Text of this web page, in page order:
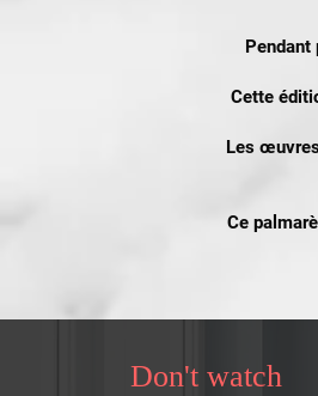
Cette
Les
Ce
Don't watch